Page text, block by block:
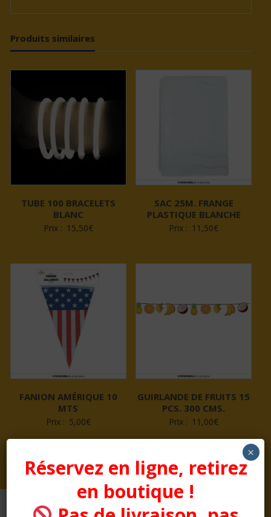
Produits similaires
TUBE 100 BRACELETS
BLANC
Prix : 15,50€
SAC 25M. FRANGE
PLASTIQUE BLANCHE
Prix : 11,50€
FANION AMÉRIQUE 10
MTS
Prix : 5,00€
GUIRLANDE DE FRUITS 15
PCS. 300 CMS.
Prix : 11,00€
Réservez en ligne, retirez
en boutique !
×